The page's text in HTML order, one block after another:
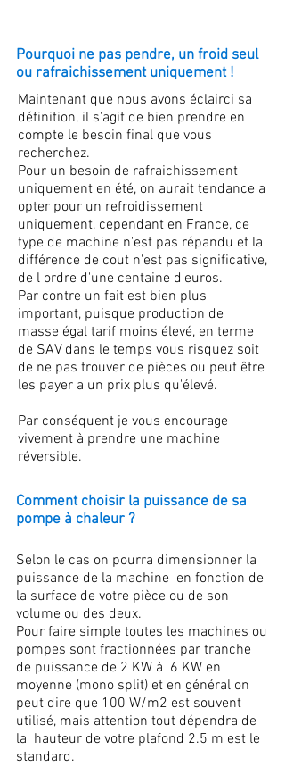
Pourquoi ne pas pendre, un froid seul
ou rafraichissement uniquement !
Maintenant que nous avons éclairci sa
définition, il s'agit de bien prendre en
compte le besoin final que vous
recherchez.
Pour un besoin de rafraichissement
uniquement en été, on aurait tendance a
opter pour un refroidissement
uniquement, cependant en France, ce
type de machine n'est pas répandu et la
différence de cout n'est pas significative,
de l ordre d'une centaine d'euros.
Par contre un fait est bien plus
important, puisque production de
masse égal tarif moins élevé, en terme
de SAV dans le temps vous risquez soit
de ne pas trouver de pièces ou peut être
les payer a un prix plus qu'élevé.
Par conséquent je vous encourage
vivement à prendre une machine
réversible.
Comment choisir la puissance de sa
pompe à chaleur ?
Selon le cas on pourra dimensionner la
puissance de la machine en fonction de
la surface de votre pièce ou de son
volume ou des deux.
Pour faire simple toutes les machines ou
pompes sont fractionnées par tranche
de puissance de 2 KW à 6 KW en
moyenne (mono split) et en général on
peut dire que 100 W/m2 est souvent
utilisé, mais attention tout dépendra de
la hauteur de votre plafond 2.5 m est le
standard.